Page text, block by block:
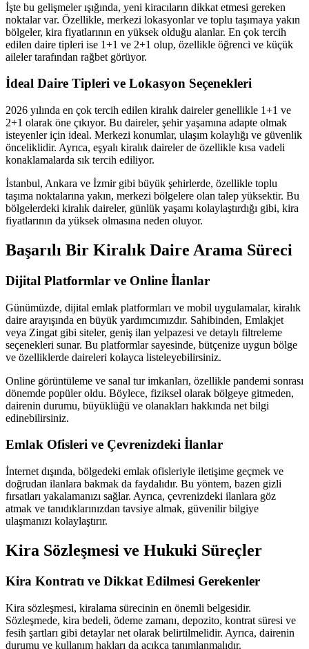
İşte bu gelişmeler ışığında, yeni kiracıların dikkat etmesi gereken
noktalar var. Özellikle, merkezi lokasyonlar ve toplu taşımaya yakın
bölgeler, kira fiyatlarının en yüksek olduğu alanlar. En çok tercih
edilen daire tipleri ise 1+1 ve 2+1 olup, özellikle öğrenci ve küçük
aileler tarafından rağbet görüyor.
İdeal Daire Tipleri ve Lokasyon Seçenekleri
2026 yılında en çok tercih edilen kiralık daireler genellikle 1+1 ve
2+1 olarak öne çıkıyor. Bu daireler, şehir yaşamına adapte olmak
isteyenler için ideal. Merkezi konumlar, ulaşım kolaylığı ve güvenlik
önceliklidir. Ayrıca, eşyalı kiralık daireler de özellikle kısa vadeli
konaklamalarda sık tercih ediliyor.
İstanbul, Ankara ve İzmir gibi büyük şehirlerde, özellikle toplu
taşıma noktalarına yakın, merkezi bölgelere olan talep yüksektir. Bu
bölgelerdeki kiralık daireler, günlük yaşamı kolaylaştırdığı gibi, kira
fiyatlarının da yüksek olmasına neden oluyor.
Başarılı Bir Kiralık Daire Arama Süreci
Dijital Platformlar ve Online İlanlar
Günümüzde, dijital emlak platformları ve mobil uygulamalar, kiralık
daire arayışında en büyük yardımcımızdır. Sahibinden, Emlakjet
veya Zingat gibi siteler, geniş ilan yelpazesi ve detaylı filtreleme
seçenekleri sunar. Bu platformlar sayesinde, bütçenize uygun bölge
ve özelliklerde daireleri kolayca listeleyebilirsiniz.
Online görüntüleme ve sanal tur imkanları, özellikle pandemi sonrası
dönemde popüler oldu. Böylece, fiziksel olarak bölgeye gitmeden,
dairenin durumu, büyüklüğü ve olanakları hakkında net bilgi
edinebilirsiniz.
Emlak Ofisleri ve Çevrenizdeki İlanlar
İnternet dışında, bölgedeki emlak ofisleriyle iletişime geçmek ve
doğrudan ilanlara bakmak da faydalıdır. Bu yöntem, bazen gizli
fırsatları yakalamanızı sağlar. Ayrıca, çevrenizdeki ilanlara göz
atmak ve tanıdıklarınızdan tavsiye almak, güvenilir bilgiye
ulaşmanızı kolaylaştırır.
Kira Sözleşmesi ve Hukuki Süreçler
Kira Kontratı ve Dikkat Edilmesi Gerekenler
Kira sözleşmesi, kiralama sürecinin en önemli belgesidir.
Sözleşmede, kira bedeli, ödeme zamanı, depozito, kontrat süresi ve
fesih şartları gibi detaylar net olarak belirtilmelidir. Ayrıca, dairenin
durumu ve kullanım hakları da açıkça tanımlanmalıdır.